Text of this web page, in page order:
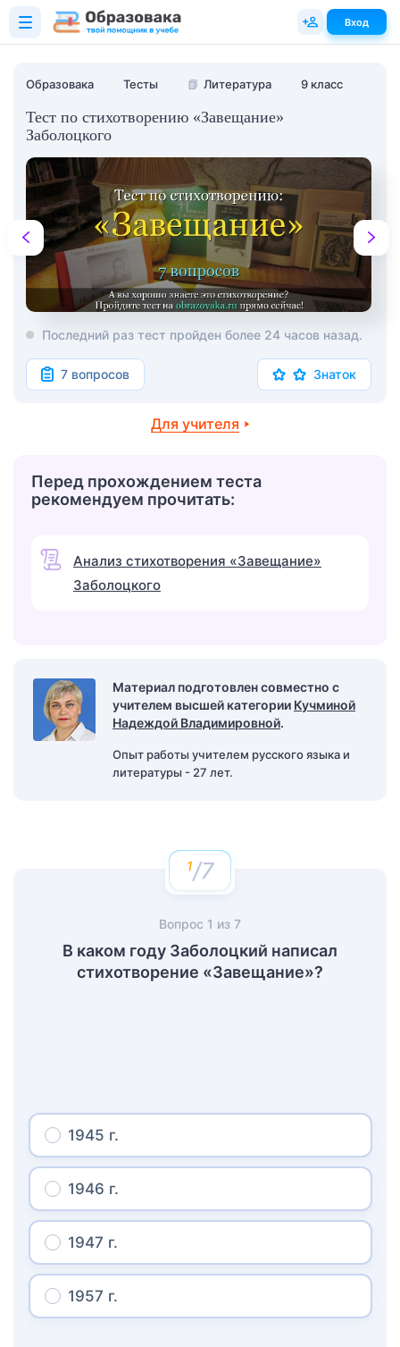
Образовака Тесты 📗 Литература 9 класс
Тест по стихотворению «Завещание»
Заболоцкого
Последний раз тест пройден более 24 часов назад.
7 вопросов Знаток
Для учителя
Перед прохождением теста
рекомендуем прочитать:
Анализ стихотворения «Завещание»
Заболоцкого
Материал подготовлен совместно с
учителем высшей категории Кучминой
Надеждой Владимировной.
Опыт работы учителем русского языка и
литературы - 27 лет.
/7
Вопрос 1 из 7
В каком году Заболоцкий написал
стихотворение «Завещание»?
1945 г.
1946 г.
1947 г.
1957 г.
Вход